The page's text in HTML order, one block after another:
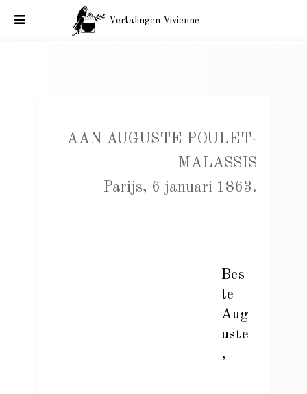
Vertalingen Vivienne
AAN AUGUSTE POULET-
MALASSIS
Parijs, 6 januari 1863.
Bes
te
Aug
uste
,